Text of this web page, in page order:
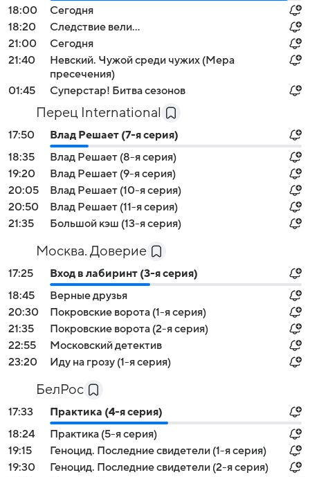
18:00
Сегодня
18:20
Следствие вели...
21:00
Сегодня
21:40
Невский. Чужой среди чужих (Мера
пресечения)
01:45
Суперстар! Битва сезонов
Перец International
17:50
Влад Решает (7-я серия)
18:35
Влад Решает (8-я серия)
19:20
Влад Решает (9-я серия)
20:05
Влад Решает (10-я серия)
20:50
Влад Решает (11-я серия)
21:35
Большой кэш (13-я серия)
Москва. Доверие
17:25
Вход в лабиринт (3-я серия)
18:45
Верные друзья
20:30
Покровские ворота (1-я серия)
21:35
Покровские ворота (2-я серия)
22:55
Московский детектив
23:20
Иду на грозу (1-я серия)
БелРос
17:33
Практика (4-я серия)
18:24
Практика (5-я серия)
19:15
Геноцид. Последние свидетели (1-я серия)
19:30
Геноцид. Последние свидетели (2-я серия)